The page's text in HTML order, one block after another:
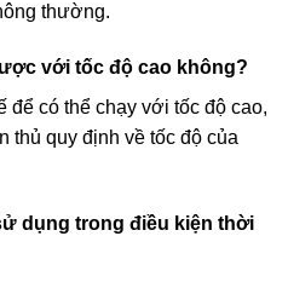
thường.
với tốc độ cao không?
để có thể chạy với tốc độ cao,
thủ quy định về tốc độ của
dụng trong điều kiện thời